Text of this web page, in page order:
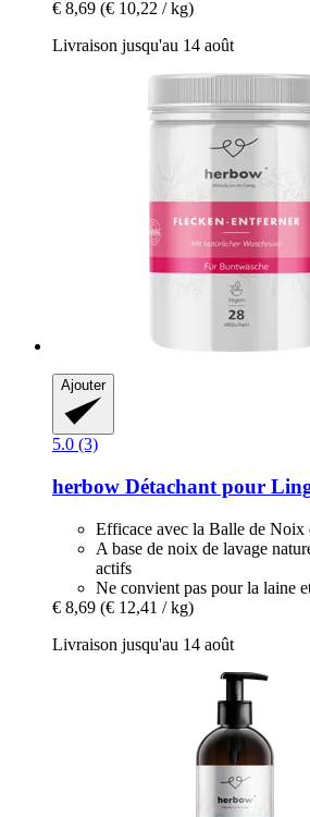
€ 8,69 (€ 10,22 / kg)
Livraison jusqu'au 14 août
Ajouter
5.0 (3)
herbow Détachant pour
Efficace avec la Balle de Noix
A base de noix de lavage
actifs
Ne convient pas pour la laine
€ 8,69 (€ 12,41 / kg)
Livraison jusqu'au 14 août